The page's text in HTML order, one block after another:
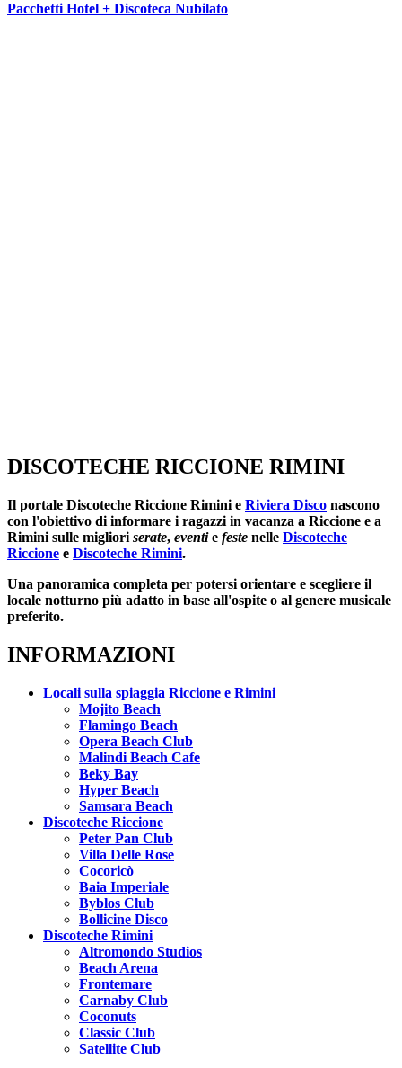
Pacchetti Hotel + Discoteca Nubilato
DISCOTECHE RICCIONE RIMINI
Il portale Discoteche Riccione Rimini e Riviera Disco nascono
con l'obiettivo di informare i ragazzi in vacanza a Riccione e a
Rimini sulle migliori serate, eventie feste nelle Discoteche
Riccione e Discoteche Rimini.
Una panoramica completa per potersi orientare e scegliere il
locale notturno più adatto in base all'ospite o al genere musicale
preferito.
INFORMAZIONI
Locali sulla spiaggia Riccione e Rimini
Mojito Beach
Flamingo Beach
Opera Beach Club
Malindi Beach Cafe
Beky Bay
Hyper Beach
Samsara Beach
Discoteche Riccione
Peter Pan Club
Villa Delle Rose
Cocoricò
Baia Imperiale
Byblos Club
Bollicine Disco
Discoteche Rimini
Altromondo Studios
Beach Arena
Frontemare
Carnaby Club
Coconuts
Classic Club
Satellite Club